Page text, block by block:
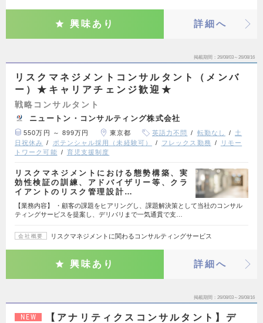
興味あり 詳細へ
掲載期間 26/08/03～26/08/16
リスクマネジメントコンサルタント（メンバ
ー）★キャリアチェンジ歓迎★
戦略コンサルタント
ニュートン・コンサルティング株式会社
550万円 ～ 899万円 東京都 英語力不問 転勤なし
土
日祝休み
ポテンシャル採用（未経験可） フレックス勤務
リモー
トワーク可能
育児支援制度
リスクマネジメントにおける態勢構築、実
効性検証の訓練、アドバイザリー等、クラ
イアントのリスク管理設計…
【業務内容】 ・顧客の課題をヒアリングし、課題解決策として当社のコンサル
ティングサービスを提案し、デリバリまで一気通貫で支…
会社概要 リスクマネジメントに関わるコンサルティングサービス
興味あり 詳細へ
掲載期間 26/08/03～26/08/16
NEW
【アナリティクスコンサルタント】デ